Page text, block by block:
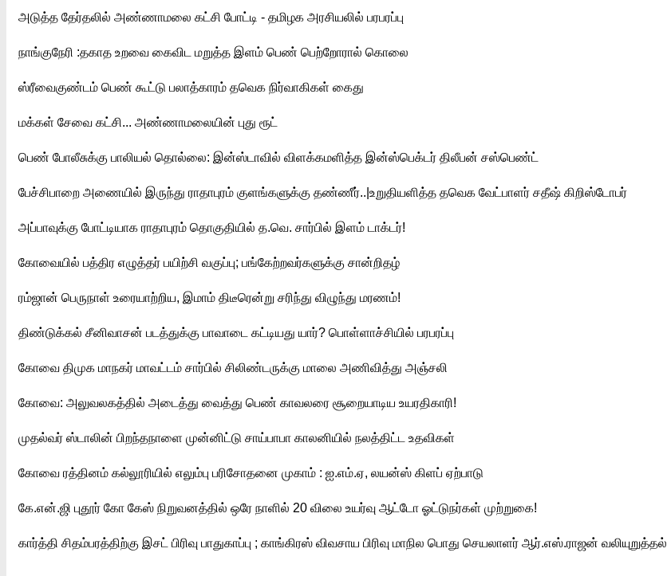
அடுத்த தேர்தலில் அண்ணாமலை கட்சி போட்டி - தமிழக அரசியலில் பரபரப்பு
நாங்குநேரி :தகாத உறவை கைவிட மறுத்த இளம் பெண் பெற்றோரால் கொலை
ஸ்ரீவைகுண்டம் பெண் கூட்டு பலாத்காரம் தவெக நிர்வாகிகள் கைது
மக்கள் சேவை கட்சி... அண்ணாமலையின் புது ரூட்
பெண் போலீசுக்கு பாலியல் தொல்லை: இன்ஸ்டாவில் விளக்கமளித்த இன்ஸ்பெக்டர் திலீபன் சஸ்பெண்ட்
பேச்சிபாறை அணையில் இருந்து ராதாபுரம் குளங்களுக்கு தண்ணீர்..|உறுதியளித்த தவெக வேட்பாளர் சதீஷ் கிறிஸ்டோபர்
அப்பாவுக்கு போட்டியாக ராதாபுரம் தொகுதியில் த.வெ. சார்பில் இளம் டாக்டர்!
கோவையில் பத்திர எழுத்தர் பயிற்சி வகுப்பு; பங்கேற்றவர்களுக்கு சான்றிதழ்
ரம்ஜான் பெருநாள் உரையாற்றிய, இமாம் திடீரென்று சரிந்து விழுந்து மரணம்!
திண்டுக்கல் சீனிவாசன் படத்துக்கு பாவாடை கட்டியது யார்? பொள்ளாச்சியில் பரபரப்பு
கோவை திமுக மாநகர் மாவட்டம் சார்பில் சிலிண்டருக்கு மாலை அணிவித்து அஞ்சலி
கோவை: அலுவலகத்தில் அடைத்து வைத்து பெண் காவலரை சூறையாடிய உயரதிகாரி!
முதல்வர் ஸ்டாலின் பிறந்தநாளை முன்னிட்டு சாய்பாபா காலனியில் நலத்திட்ட உதவிகள்
கோவை ரத்தினம் கல்லூரியில் எலும்பு பரிசோதனை முகாம் : ஐ.எம்.ஏ, லயன்ஸ் கிளப் ஏற்பாடு
கே.என்.ஜி புதூர் கோ கேஸ் நிறுவனத்தில் ஒரே நாளில் 20 விலை உயர்வு ஆட்டோ ஓட்டுநர்கள் முற்றுகை!
கார்த்தி சிதம்பரத்திற்கு இசட் பிரிவு பாதுகாப்பு ; காங்கிரஸ் விவசாய பிரிவு மாநில பொது செயலாளர் ஆர்.எஸ்.ராஜன் வலியுறுத்தல்